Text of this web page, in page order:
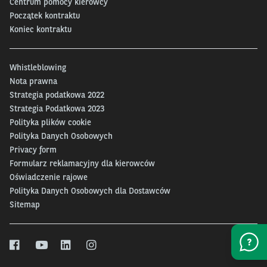
Początek kontraktu
Koniec kontraktu
Whistleblowing
Nota prawna
Strategia podatkowa 2022
Strategia Podatkowa 2023
Polityka plików cookie
Polityka Danych Osobowych
Privacy form
Formularz reklamacyjny dla kierowców
Oświadczenie rajowe
Polityka Danych Osobowych dla Dostawców
Sitemap